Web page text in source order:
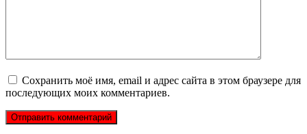
Сохранить моё имя, email и адрес сайта в этом браузере для
последующих моих комментариев.